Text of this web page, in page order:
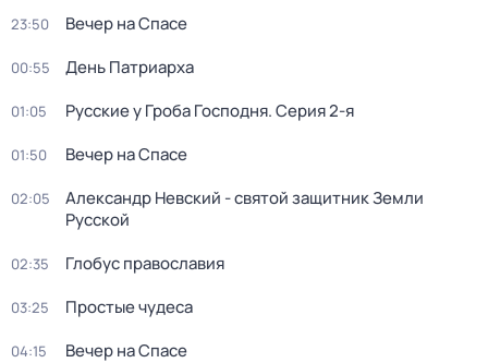
23:50 Вечер на Спасе
00:55 День Патриарха
01:05 Русcкие у Грoба Господня. Серия 2-я
01:50 Вечер на Спасе
02:05
Александр Невский - святой защитник Земли
Русской
02:35 Глобус православия
03:25 Простые чудеса
04:15 Вечер на Спасе